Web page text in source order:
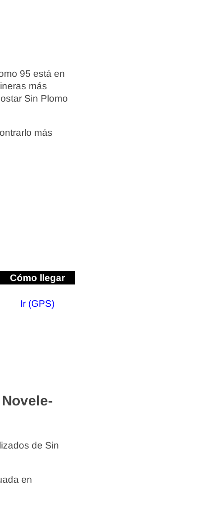
95 está en
más
Sin Plomo
más
Cómo llegar
Ir (GPS)
de Sin
en